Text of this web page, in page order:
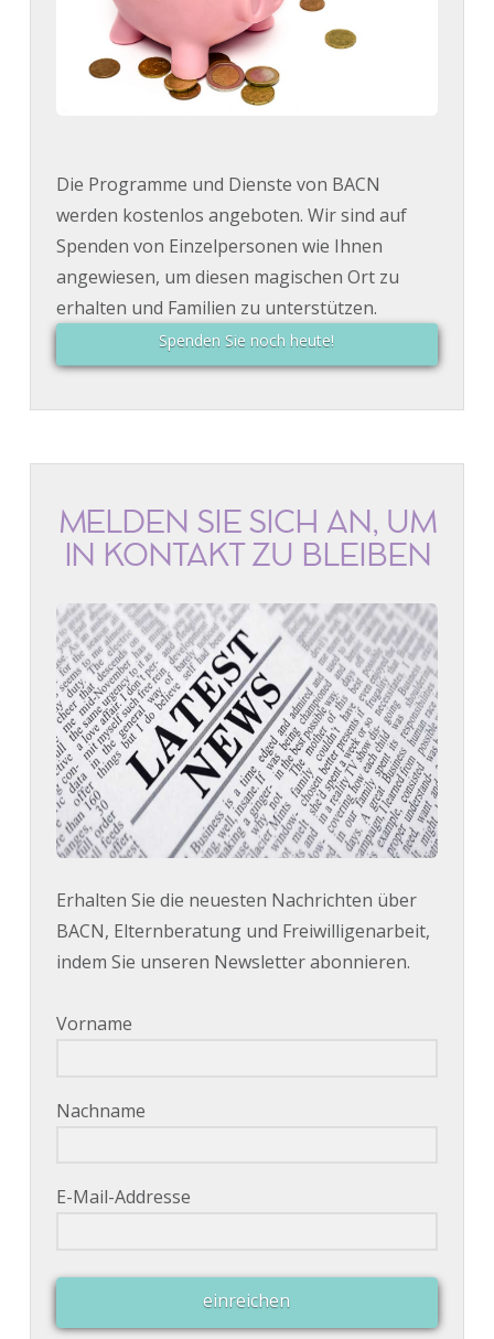
Die Programme und Dienste von BACN
werden kostenlos angeboten. Wir sind auf
Spenden von Einzelpersonen wie Ihnen
angewiesen, um diesen magischen Ort zu
erhalten und Familien zu unterstützen.
Spenden Sie noch heute!
MELDEN SIE SICH AN, UM
IN KONTAKT ZU BLEIBEN
Erhalten Sie die neuesten Nachrichten über
BACN, Elternberatung und Freiwilligenarbeit,
indem Sie unseren Newsletter abonnieren.
Vorname
Nachname
E-Mail-Addresse
einreichen